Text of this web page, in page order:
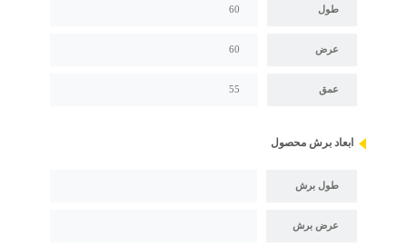
طول 60
عرض 60
عمق 55
ابعاد برش محصول
طول برش
عرض برش